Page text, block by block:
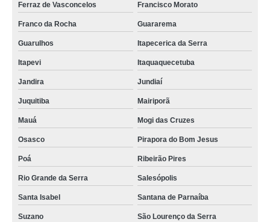
Ferraz de Vasconcelos Francisco Morato
Franco da Rocha Guararema
Guarulhos Itapecerica da Serra
Itapevi Itaquaquecetuba
Jandira Jundiaí
Juquitiba Mairiporã
Mauá Mogi das Cruzes
Osasco Pirapora do Bom Jesus
Poá Ribeirão Pires
Rio Grande da Serra Salesópolis
Santa Isabel Santana de Parnaíba
Suzano São Lourenço da Serra